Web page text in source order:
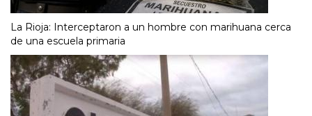
La Rioja: Interceptaron a un hombre con marihuana cerca
de una escuela primaria